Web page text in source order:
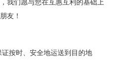
友！
按时、安全地运送到目的地